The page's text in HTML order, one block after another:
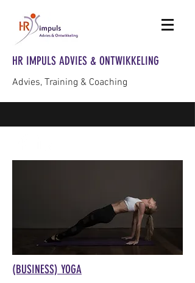
HR IMPULS ADVIES & ONTWIKKELING
Advies, Training & Coaching
(BUSINESS) YOGA